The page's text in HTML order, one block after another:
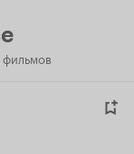
фильмов